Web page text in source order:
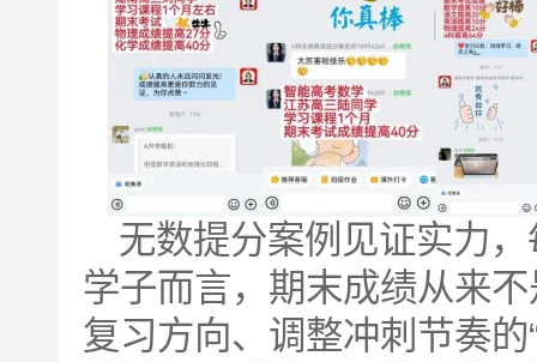
无数提分案例见证实力
学子而言，期末成绩从来
复习方向、调整冲刺节奏